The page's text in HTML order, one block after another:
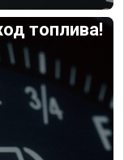
топлива!